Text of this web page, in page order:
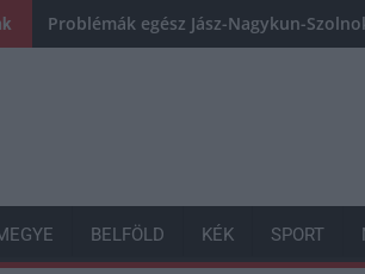
Problémák egész Jász-Nagykun-
BELFÖLD KÉK SPORT